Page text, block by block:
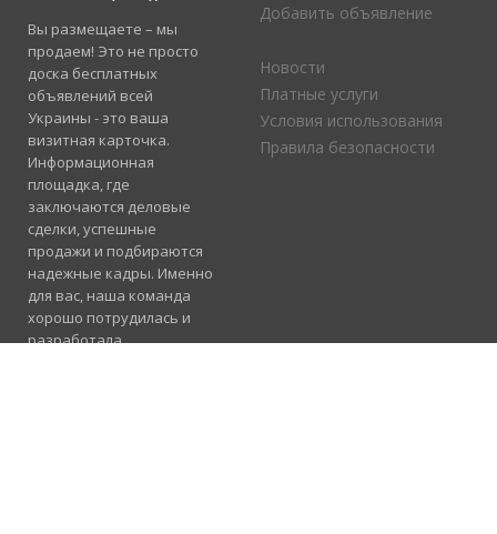
Вы размещаете – мы
продаем! Это не просто
доска бесплатных
объявлений всей
Украины - это ваша
визитная карточка.
Информационная
площадка, где
заключаются деловые
сделки, успешные
продажи и подбираются
надежные кадры. Именно
для вас, наша команда
хорошо потрудилась и
разработала
Добавить объявление
Новости
Платные услуги
Условия использования
Правила безопасности